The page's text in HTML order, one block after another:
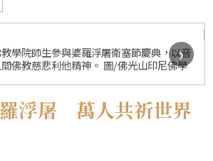
學院師生參與婆羅浮屠衛塞節慶典，以音
佛教慈悲利他精神。 圖/佛光山印尼佛學
›
浮屠 萬人共祈世界